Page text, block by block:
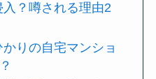
入？噂される理由2
かりの自宅マンショ